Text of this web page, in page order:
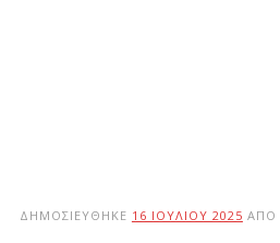
ΔΗΜΟΣΙΕΎΘΗΚΕ 16 ΙΟΥΛΊΟΥ 2025 ΑΠΌ